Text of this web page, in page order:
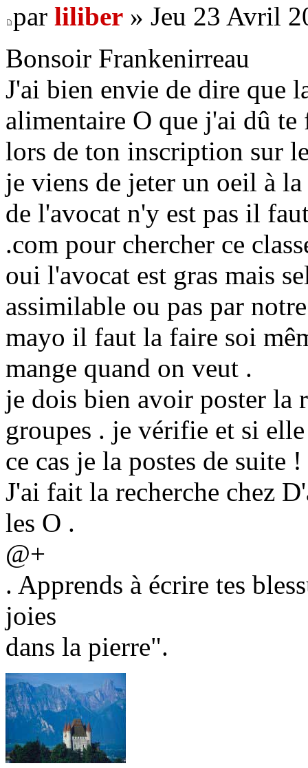
par liliber » Jeu 23 Avril
Bonsoir Frankenirreau
J'ai bien envie de dire que
alimentaire O que j'ai dû te
lors de ton inscription sur
je viens de jeter un oeil à
de l'avocat n'y est pas il
.com pour chercher ce
oui l'avocat est gras mais
assimilable ou pas par
mayo il faut la faire soi
mange quand on veut .
je dois bien avoir poster la
groupes . je vérifie et si elle
ce cas je la postes de suite !
J'ai fait la recherche chez
les O .
@+
. Apprends à écrire tes
joies
dans la pierre".